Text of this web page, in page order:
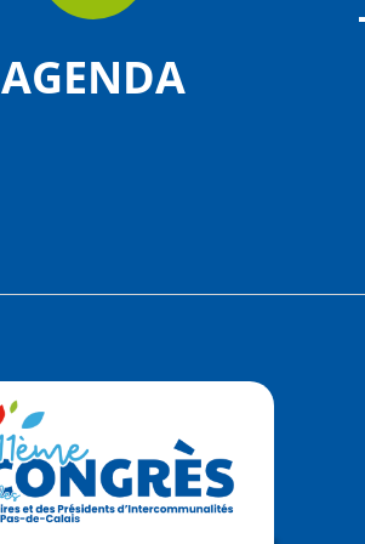
AGENDA